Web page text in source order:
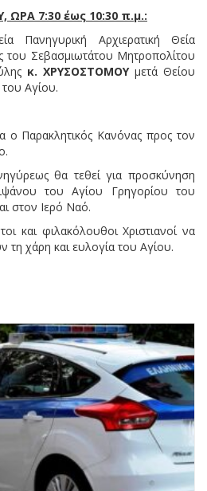
ΩΡΑ 7:30 έως 10:30 π.μ.:
Πανηγυρική Αρχιερατική Θεία
του Σεβασμιωτάτου Μητροπολίτου
κ. ΧΡΥΣΟΣΤΟΜΟΥμετά Θείου
Αγίου.
ο Παρακλητικός Κανόνας προς τον
θα τεθεί για προσκύνηση
του Αγίου Γρηγορίου του
στον Ιερό Ναό.
και φιλακόλουθοι Χριστιανοί να
χάρη και ευλογία του Αγίου.